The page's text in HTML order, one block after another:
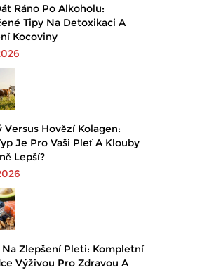
Ráno Po Alkoholu:
Tipy Na Detoxikaci A
Kocoviny
Versus Hovězí Kolagen:
Je Pro Vaši Pleť A Klouby
Lepší?
Na Zlepšení Pleti: Kompletní
Výživou Pro Zdravou A